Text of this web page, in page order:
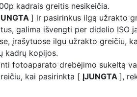
kadrais greitis nesikeičia.
] ir pasirinkus ilgą užrakto
galima išvengti per didelio ISO
įrašytuose ilgu užrakto greičiu,
kadrų kopijos.
fotoaparato drebėjimo sukeltą
kai pasirinkta [ ĮJUNGTA ],